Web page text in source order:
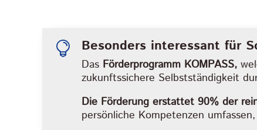
 Besonders interessant für
Das Förderprogramm KOMPASS,
zukunftssichere Selbstständigkeit
Die Förderung erstattet 90% der
persönliche Kompetenzen